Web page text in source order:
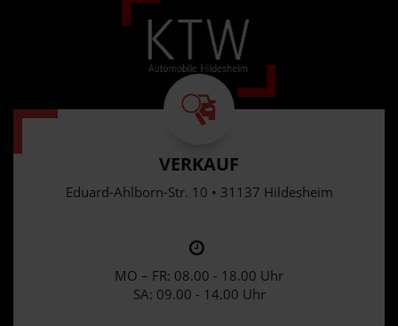
VERKAUF
Eduard-Ahlborn-Str. 10 • 31137 Hildesheim
MO – FR: 08.00 - 18.00 Uhr
SA: 09.00 - 14.00 Uhr